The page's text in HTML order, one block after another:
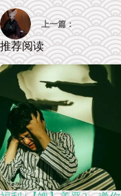
上一篇：
推荐阅读